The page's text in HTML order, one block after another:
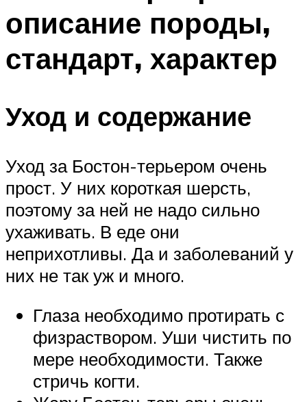
описание породы,
стандарт, характер
Уход и содержание
Уход за Бостон-терьером очень
прост. У них короткая шерсть,
поэтому за ней не надо сильно
ухаживать. В еде они
неприхотливы. Да и заболеваний у
них не так уж и много.
Глаза необходимо протирать с
физраствором. Уши чистить по
мере необходимости. Также
стричь когти.